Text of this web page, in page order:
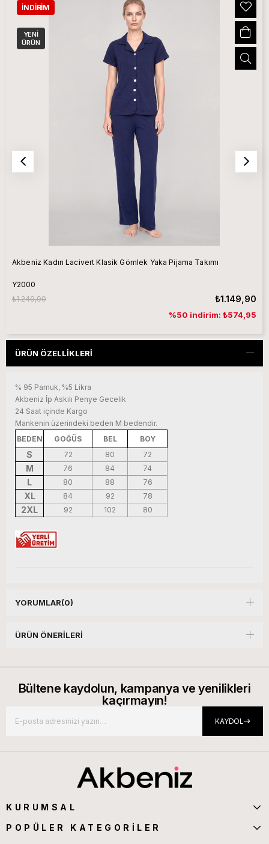
Akbeniz Kadın Lacivert Klasik Gömlek Yaka Pijama Takımı
Y2000
₺1.149,90
₺1.249,90
%50 indirim: ₺574,95
İNDIRIM
YENI
ÜRÜN
ÜRÜN ÖZELLIKLERI
% 95 Pamuk, %5 Likra
Akbeniz İp Askılı Penye Gecelik
24 Saat içinde Kargo
Mankenin üzerindeki beden M bedendir.
BEDEN
GOĞÜS BEL BOY
S 72 80 72
M 76 84 74
L 80 88 76
XL 84 92 78
2XL 92 102 80
YORUMLAR(0)
ÜRÜN ÖNERILERI
Bültene kaydolun, kampanya ve yenilikleri
kaçırmayın!
KAYDOL
KURUMSAL
POPÜLER KATEGORİLER